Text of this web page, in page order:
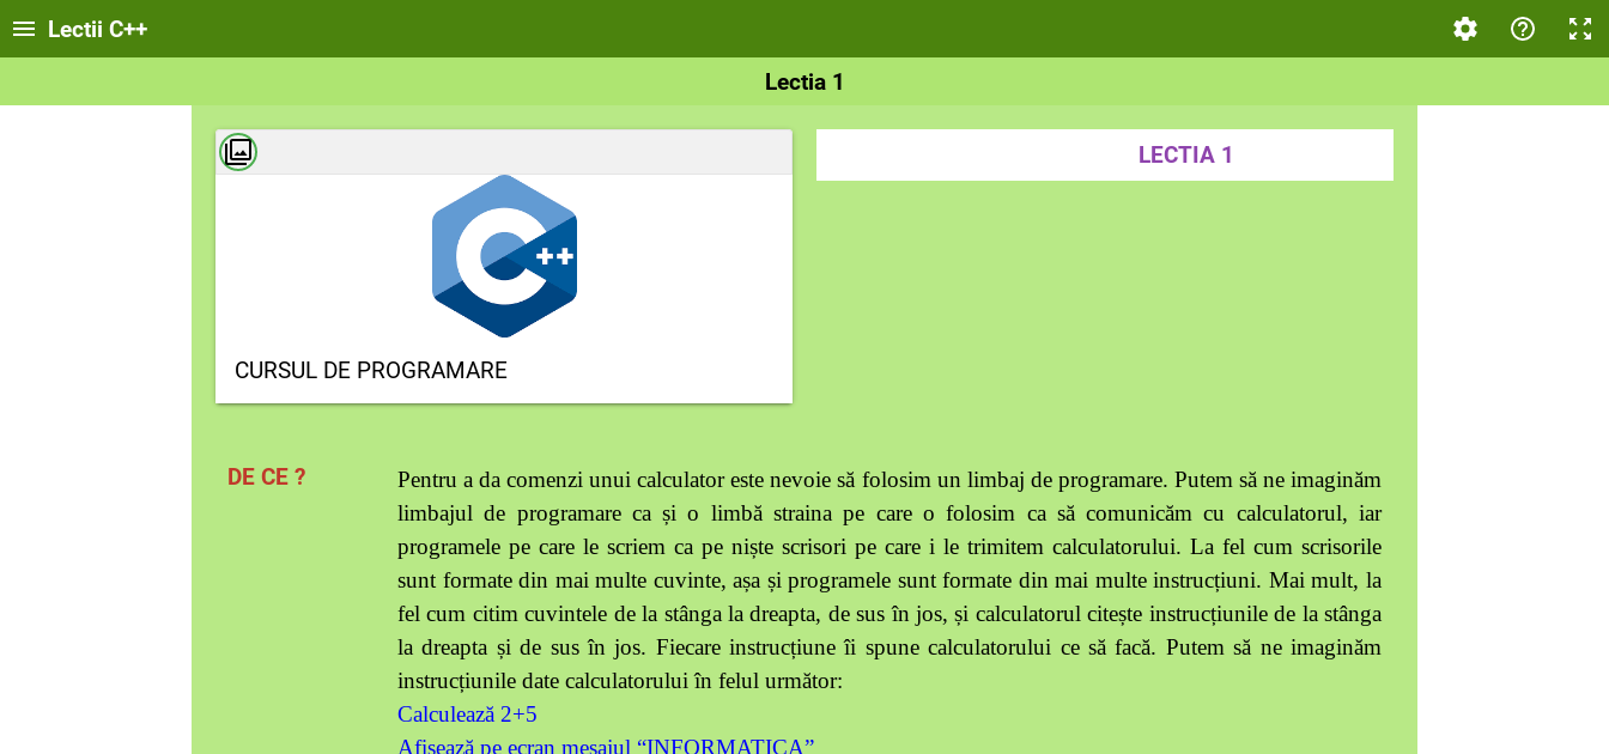
Lectii C++
Lectia 1
CURSUL DE PROGRAMARE
LECTIA 1
DE CE ?
Pentru a da comenzi unui calculator este nevoie să folosim un limbaj de programare. Putem să ne imaginăm
limbajul de programare ca și o limbă straina pe care o folosim ca să comunicăm cu calculatorul, iar
programele pe care le scriem ca pe niște scrisori pe care i le trimitem calculatorului. La fel cum scrisorile
sunt formate din mai multe cuvinte, așa și programele sunt formate din mai multe instrucțiuni. Mai mult, la
fel cum citim cuvintele de la stânga la dreapta, de sus în jos, și calculatorul citește instrucțiunile de la stânga
la dreapta și de sus în jos. Fiecare instrucțiune îi spune calculatorului ce să facă. Putem să ne imaginăm
instrucțiunile date calculatorului în felul următor:
Calculează 2+5
Afișează pe ecran mesajul “INFORMATICA”